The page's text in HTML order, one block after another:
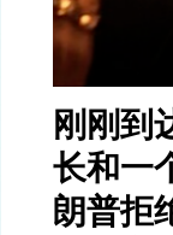
刚刚到
长和一
朗普拒